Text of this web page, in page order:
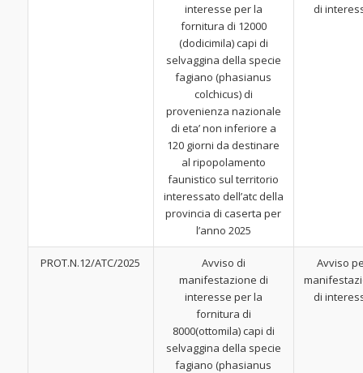
interesse per la
fornitura di 12000
(dodicimila) capi di
selvaggina della specie
fagiano (phasianus
colchicus) di
provenienza nazionale
di eta’ non inferiore a
120 giorni da destinare
al ripopolamento
faunistico sul territorio
interessato dell’atc della
provincia di caserta per
l’anno 2025
di
PROT.N.12/ATC/2025
Avviso di
manifestazione di
interesse per la
fornitura di
8000(ottomila) capi di
selvaggina della specie
fagiano (phasianus
Avviso
di